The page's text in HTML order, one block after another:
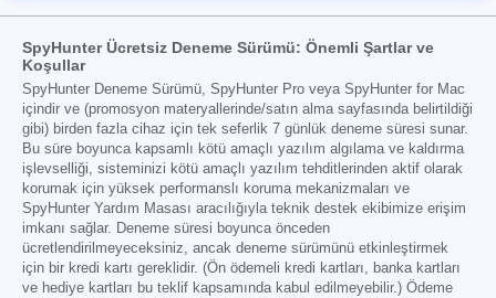
SpyHunter Ücretsiz Deneme Sürümü: Önemli Şartlar ve
Koşullar
SpyHunter Deneme Sürümü, SpyHunter Pro veya SpyHunter for Mac
içindir ve (promosyon materyallerinde/satın alma sayfasında belirtildiği
gibi) birden fazla cihaz için tek seferlik 7 günlük deneme süresi sunar.
Bu süre boyunca kapsamlı kötü amaçlı yazılım algılama ve kaldırma
işlevselliği, sisteminizi kötü amaçlı yazılım tehditlerinden aktif olarak
korumak için yüksek performanslı koruma mekanizmaları ve
SpyHunter Yardım Masası aracılığıyla teknik destek ekibimize erişim
imkanı sağlar. Deneme süresi boyunca önceden
ücretlendirilmeyeceksiniz, ancak deneme sürümünü etkinleştirmek
için bir kredi kartı gereklidir. (Ön ödemeli kredi kartları, banka kartları
ve hediye kartları bu teklif kapsamında kabul edilmeyebilir.) Ödeme